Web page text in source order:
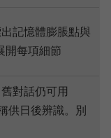
記憶體膨脹點與
開每項細節
對話仍可用
供日後辨識。別